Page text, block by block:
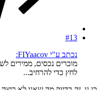
#13
נכתב ע"י FIYaacov:
מוכרים נכסים, ממירים
לחץ כדי להרחיב...